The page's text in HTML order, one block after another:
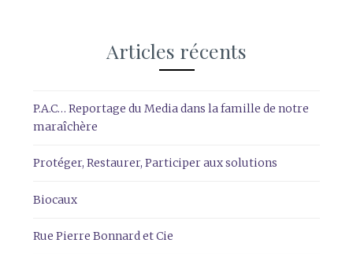
Articles récents
P.A.C… Reportage du Media dans la famille de notre
maraîchère
Protéger, Restaurer, Participer aux solutions
Biocaux
Rue Pierre Bonnard et Cie